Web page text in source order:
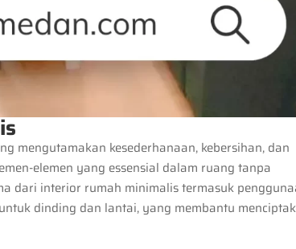
mengutamakan kesederhanaan, kebersihan, dan
elemen yang essensial dalam ruang tanpa
dari interior rumah minimalis termasuk
dinding dan lantai, yang membantu